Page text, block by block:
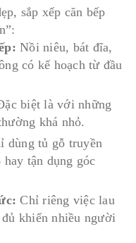
sắp xếp căn bếp
Nồi niêu, bát đĩa,
có kế hoạch từ đầu
biệt là với những
khá nhỏ.
dùng tủ gỗ truyền
tận dụng góc
Chỉ riêng việc lau
khiến nhiều người